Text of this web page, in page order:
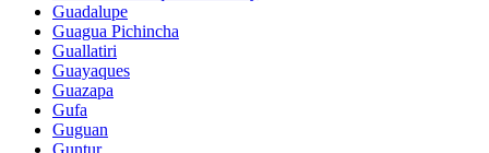
Guadalupe
Guagua Pichincha
Guallatiri
Guayaques
Guazapa
Gufa
Guguan
Guntur